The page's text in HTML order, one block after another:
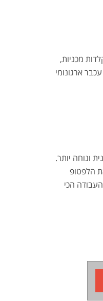
מכניות,
ארגונומי
ונוחה יותר.
הלפטופ
הכי